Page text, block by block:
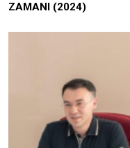
ZAMANI (2024)